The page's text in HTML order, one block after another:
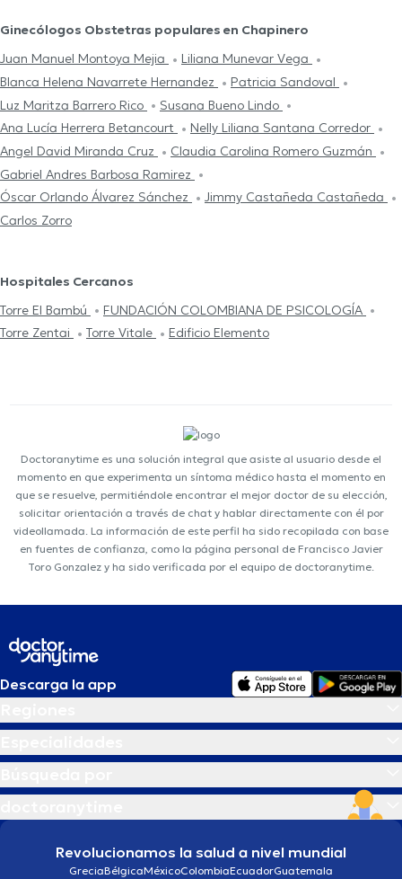
Ginecólogos Obstetras populares en Chapinero
Juan Manuel Montoya Mejia
Liliana Munevar Vega
Blanca Helena Navarrete Hernandez
Patricia Sandoval
Luz Maritza Barrero Rico
Susana Bueno Lindo
Ana Lucía Herrera Betancourt
Nelly Liliana Santana Corredor
Angel David Miranda Cruz
Claudia Carolina Romero Guzmán
Gabriel Andres Barbosa Ramirez
Óscar Orlando Álvarez Sánchez
Jimmy Castañeda Castañeda
Carlos Zorro
Hospitales Cercanos
Torre El Bambú
FUNDACIÓN COLOMBIANA DE PSICOLOGÍA
Torre Zentai
Torre Vitale Edificio Elemento
Doctoranytime es una solución integral que asiste al usuario desde el
momento en que experimenta un síntoma médico hasta el momento en
que se resuelve, permitiéndole encontrar el mejor doctor de su elección,
solicitar orientación a través de chat y hablar directamente con él por
videollamada. La información de este perfil ha sido recopilada con base
en fuentes de confianza, como la página personal de Francisco Javier
Toro Gonzalez y ha sido verificada por el equipo de doctoranytime.
Descarga la app
Revolucionamos la salud a nivel mundial
GreciaBélgicaMéxicoColombiaEcuadorGuatemala